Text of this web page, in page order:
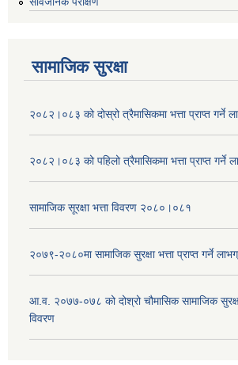
सामाजिक सुरक्षा
२०८२।०८३ को दोस्रो त्रैमासिकमा भत्ता प्राप्‍त गर्ने
२०८२।०८३ को पहिलो त्रैमासिकमा भत्ता प्राप्‍त गर्ने
सामाजिक सूरक्षा भत्ता विवरण २०८०।०८१
२०७९-२०८०मा सामाजिक सुरक्षा भत्ता प्राप्त गर्ने
आ.व. २०७७-०७८ को दोश्रो चौमासिक सामाजिक
विवरण